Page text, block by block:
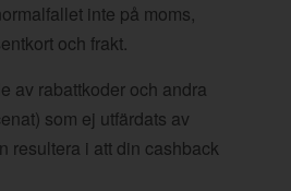
inte på moms,
och frakt.
av rabattkoder och andra
som ej utfärdats av
resultera i att din cashback